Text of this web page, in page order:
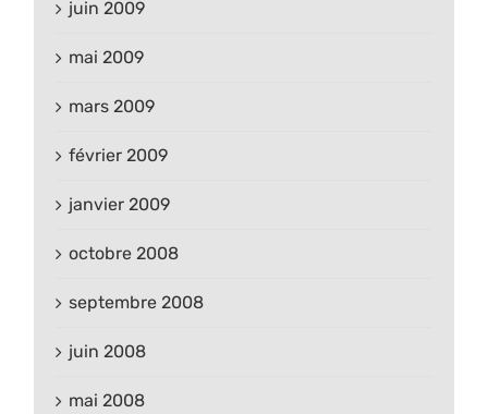
juin 2009
mai 2009
mars 2009
février 2009
janvier 2009
octobre 2008
septembre 2008
juin 2008
mai 2008